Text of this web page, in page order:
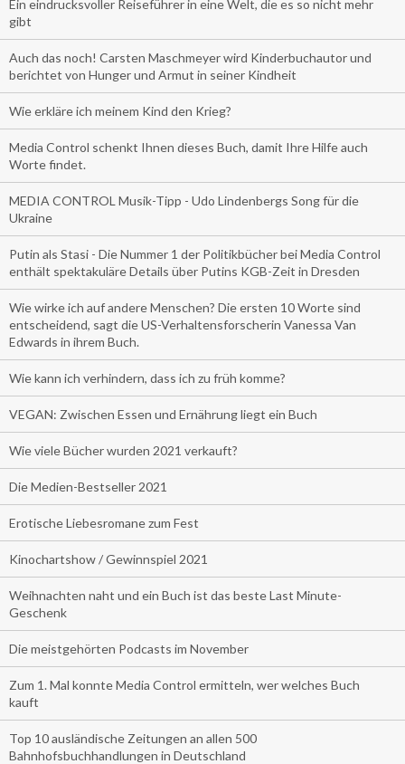
Ein eindrucksvoller Reiseführer in eine Welt, die es so nicht mehr
gibt
Auch das noch! Carsten Maschmeyer wird Kinderbuchautor und
berichtet von Hunger und Armut in seiner Kindheit
Wie erkläre ich meinem Kind den Krieg?
Media Control schenkt Ihnen dieses Buch, damit Ihre Hilfe auch
Worte findet.
MEDIA CONTROL Musik-Tipp - Udo Lindenbergs Song für die
Ukraine
Putin als Stasi - Die Nummer 1 der Politikbücher bei Media Control
enthält spektakuläre Details über Putins KGB-Zeit in Dresden
Wie wirke ich auf andere Menschen? Die ersten 10 Worte sind
entscheidend, sagt die US-Verhaltensforscherin Vanessa Van
Edwards in ihrem Buch.
Wie kann ich verhindern, dass ich zu früh komme?
VEGAN: Zwischen Essen und Ernährung liegt ein Buch
Wie viele Bücher wurden 2021 verkauft?
Die Medien-Bestseller 2021
Erotische Liebesromane zum Fest
Kinochartshow / Gewinnspiel 2021
Weihnachten naht und ein Buch ist das beste Last Minute-
Geschenk
Die meistgehörten Podcasts im November
Zum 1. Mal konnte Media Control ermitteln, wer welches Buch
kauft
Top 10 ausländische Zeitungen an allen 500
Bahnhofsbuchhandlungen in Deutschland